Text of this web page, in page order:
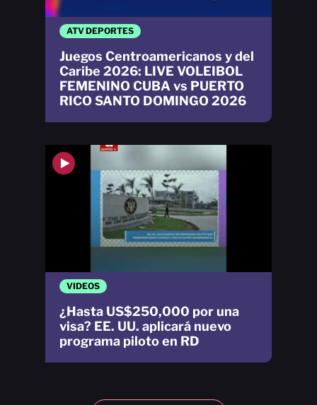
VIDEOS
¿Hasta US$250,000 por una
visa? EE. UU. aplicará nuevo
programa piloto en RD
ATV DEPORTES
Juegos Centroamericanos y del
Caribe 2026: LIVE VOLEIBOL
FEMENINO CUBA vs PUERTO
RICO SANTO DOMINGO 2026